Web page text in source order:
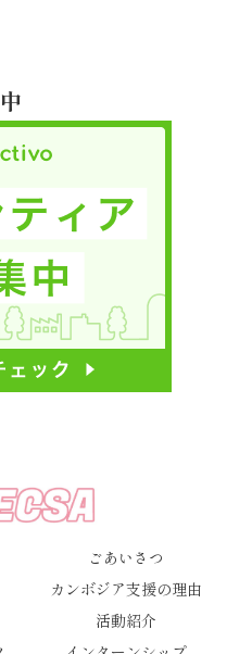
ごあいさつ
カンボジア支援の理由
活動紹介